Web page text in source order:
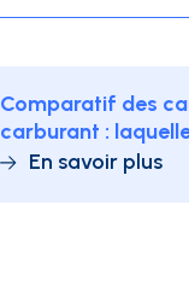
Comparatif des
carburant :
En savoir plus